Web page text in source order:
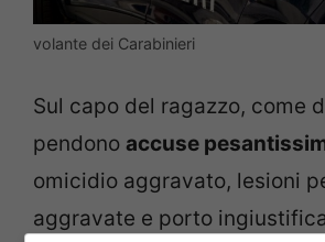
volante dei Carabinieri
Sul capo del ragazzo, come
pendono accuse
omicidio aggravato, lesioni
aggravate e porto